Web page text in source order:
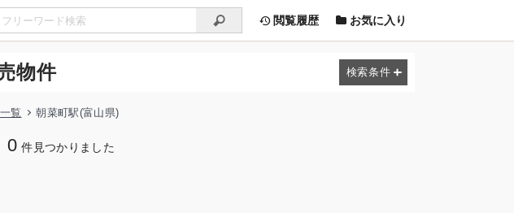
閲覧履歴 お気に入り
物件
覧 朝菜町駅(富山県)
0 件見つかりました